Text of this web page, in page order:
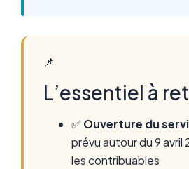
📌
L’essentiel à
✅ Ouverture du
prévu autour du 9 avril
les contribuables